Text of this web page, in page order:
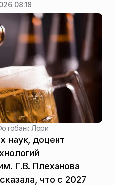
08:18
Лори
наук, доцент
Г.В. Плеханова
что с 2027